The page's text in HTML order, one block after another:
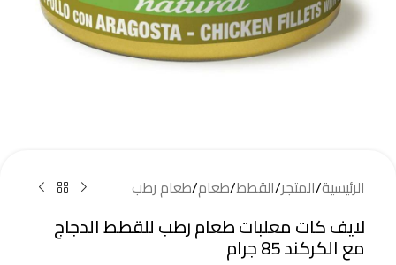
الرئيسية/المتجر/القطط/طعام/طعام رطب
لايف كات معلبات طعام رطب للقطط الدجاج
مع الكركند 85 جرام